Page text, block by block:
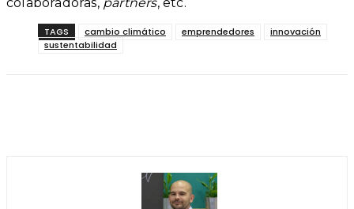
TAGS cambio climático emprendedores
innovación
sustentabilidad